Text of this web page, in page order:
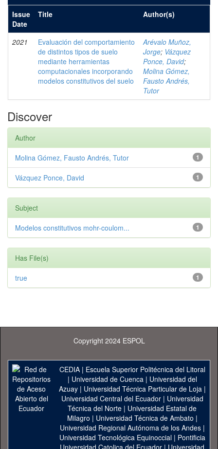
Issue
Date
Title Author(s)
2021
Evaluación del comportamiento
de distintos tipos de suelo
mediante herramientas
computacionales incorporando
modelos constitutivos del suelo
Arévalo Muñoz,
Jorge; Vázquez
Ponce, David;
Molina Gómez,
Fausto Andrés,
Tutor
Discover
Author
1
Molina Gómez, Fausto Andrés, Tutor
1
Vázquez Ponce, David
Subject
1
Modelos constitutivos mohr-coulom...
Has File(s)
1
true
Copyright 2024 ESPOL
CEDIA| Escuela Superior Politécnica del Litoral
| Universidad de Cuenca| Universidad del
Azuay| Universidad Técnica Particular de Loja|
Universidad Central del Ecuador| Universidad
Técnica del Norte | Universidad Estatal de
Milagro | Universidad Técnica de Ambato |
Universidad Regional Autónoma de los Andes|
Universidad Tecnológica Equinoccial| Pontificia
Universidad Catolica del Ecuador | Universidad